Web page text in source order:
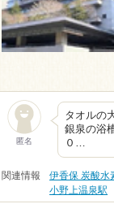
匿名
タオルの
銀泉の浴
０…
関連情報 伊香保 炭酸水
小野上温泉駅